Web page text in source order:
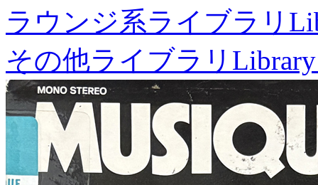
ラウンジ系ライブラリ
その他ライブラリ